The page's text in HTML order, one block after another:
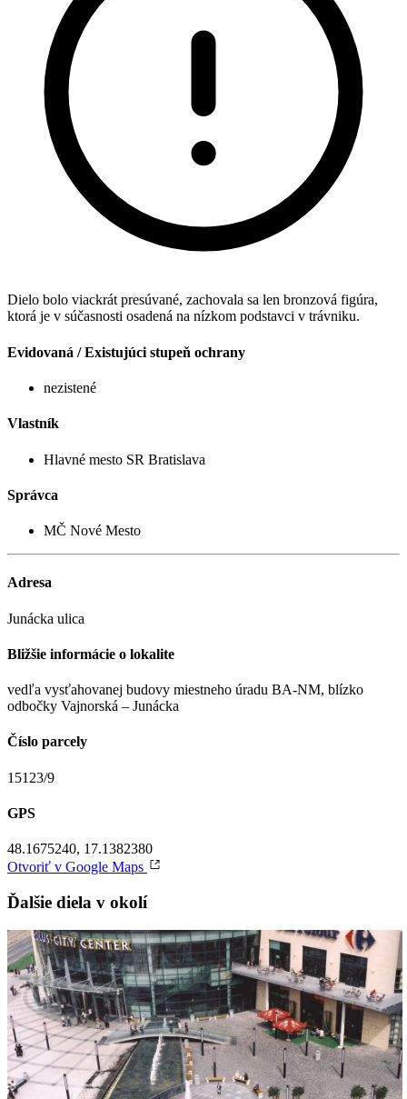
Dielo bolo viackrát presúvané, zachovala sa len bronzová figúra,
ktorá je v súčasnosti osadená na nízkom podstavci v trávniku.
Evidovaná / Existujúci stupeň ochrany
nezistené
Vlastník
Hlavné mesto SR Bratislava
Správca
MČ Nové Mesto
Adresa
Junácka ulica
Bližšie informácie o lokalite
vedľa vysťahovanej budovy miestneho úradu BA-NM, blízko
odbočky Vajnorská – Junácka
Číslo parcely
15123/9
GPS
48.1675240, 17.1382380
Otvoriť v Google Maps
Ďalšie diela v okolí